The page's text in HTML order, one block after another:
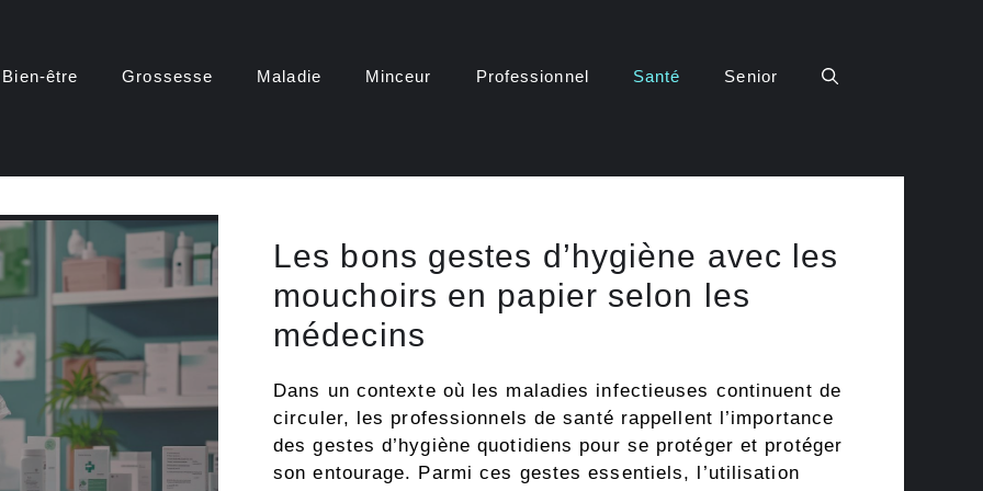
Bien-être Grossesse Maladie Minceur Professionnel Santé Senior
Les bons gestes d’hygiène avec les
mouchoirs en papier selon les
médecins
Dans un contexte où les maladies infectieuses continuent de
circuler, les professionnels de santé rappellent l’importance
des gestes d’hygiène quotidiens pour se protéger et protéger
son entourage. Parmi ces gestes essentiels, l’utilisation